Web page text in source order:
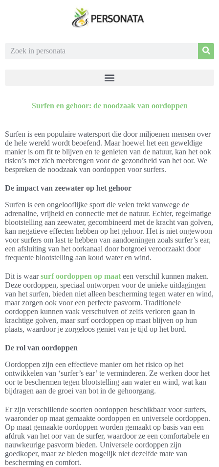
Surfen en gehoor: de noodzaak van oordoppen
Surfen is een populaire watersport die door miljoenen mensen over
de hele wereld wordt beoefend. Maar hoewel het een geweldige
manier is om fit te blijven en te genieten van de natuur, kan het ook
risico’s met zich meebrengen voor de gezondheid van het oor. We
bespreken de noodzaak van oordoppen voor surfers.
De impact van zeewater op het gehoor
Surfen is een ongelooflijke sport die velen trekt vanwege de
adrenaline, vrijheid en connectie met de natuur. Echter, regelmatige
blootstelling aan zeewater, gecombineerd met de kracht van golven,
kan negatieve effecten hebben op het gehoor. Het is niet ongewoon
voor surfers om last te hebben van aandoeningen zoals surfer’s ear,
een afsluiting van het oorkanaal door botgroei veroorzaakt door
frequente blootstelling aan koud water en wind.
Dit is waarsurf oordoppen op maat een verschil kunnen maken.
Deze oordoppen, speciaal ontworpen voor de unieke uitdagingen
van het surfen, bieden niet alleen bescherming tegen water en wind,
maar zorgen ook voor een perfecte pasvorm. Traditionele
oordoppen kunnen vaak verschuiven of zelfs verloren gaan in
krachtige golven, maar surf oordoppen op maat blijven op hun
plaats, waardoor je zorgeloos geniet van je tijd op het bord.
De rol van oordoppen
Oordoppen zijn een effectieve manier om het risico op het
ontwikkelen van ‘surfer’s ear’ te verminderen. Ze werken door het
oor te beschermen tegen blootstelling aan water en wind, wat kan
bijdragen aan de groei van bot in de gehoorgang.
Er zijn verschillende soorten oordoppen beschikbaar voor surfers,
waaronder op maat gemaakte oordoppen en universele oordoppen.
Op maat gemaakte oordoppen worden gemaakt op basis van een
afdruk van het oor van de surfer, waardoor ze een comfortabele en
nauwkeurige pasvorm bieden. Universele oordoppen zijn
goedkoper, maar ze bieden mogelijk niet dezelfde mate van
bescherming en comfort.